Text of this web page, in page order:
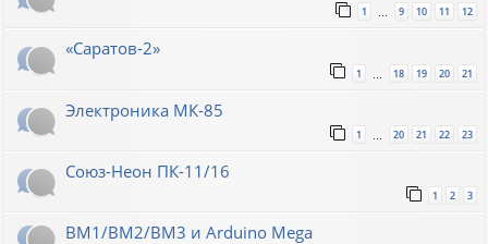
1 … 9 10 11 12
«Саратов-2»
1 18 19 20 21
Электроника МК-85
1 20 21 22 23
Союз-Неон ПК-11/16
1 2 3
ВМ1/ВМ2/ВМ3 и Arduino Mega